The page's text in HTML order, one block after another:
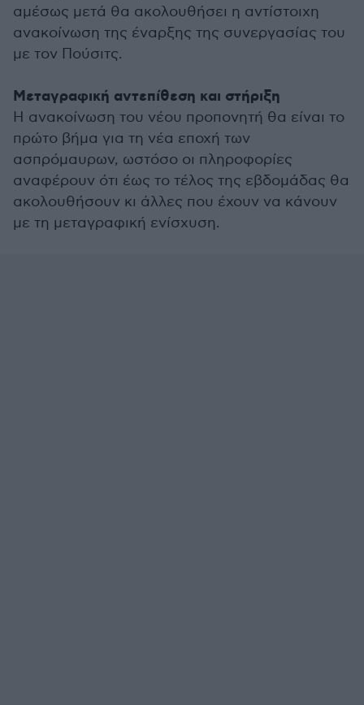
αμέσως μετά θα ακολουθήσει η αντίστοιχη
ανακοίνωση της έναρξης της συνεργασίας του
με τον Πούσιτς.
Μεταγραφική αντεπίθεση και στήριξη
Η ανακοίνωση του νέου προπονητή θα είναι το
πρώτο βήμα για τη νέα εποχή των
ασπρόμαυρων, ωστόσο οι πληροφορίες
αναφέρουν ότι έως το τέλος της εβδομάδας θα
ακολουθήσουν κι άλλες που έχουν να κάνουν
με τη μεταγραφική ενίσχυση.